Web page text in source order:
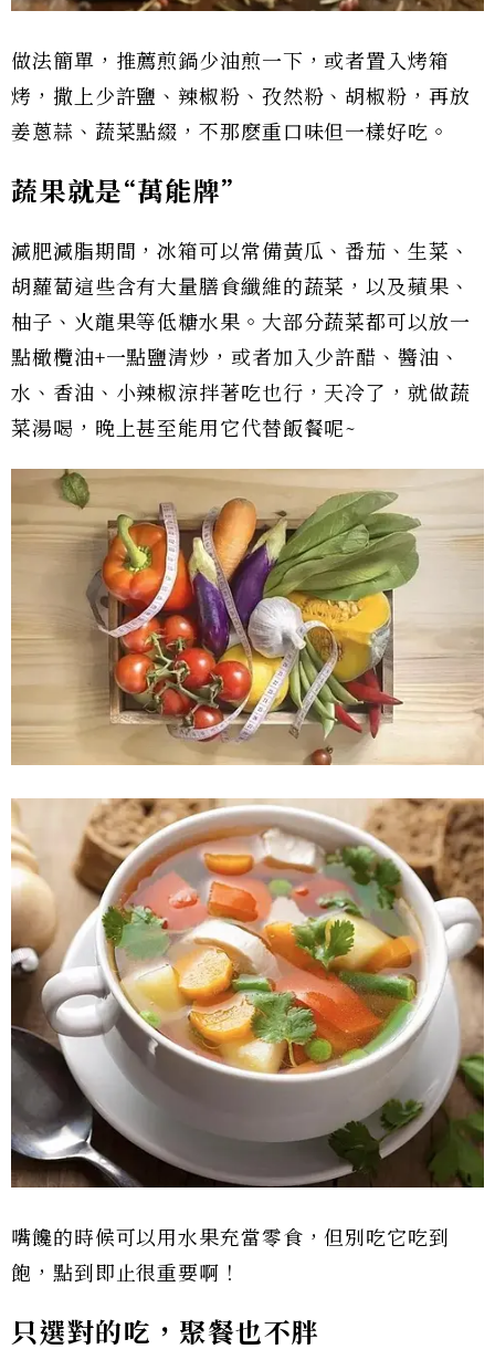
做法簡單，推薦煎鍋少油煎一下，或者置入烤箱
烤，撒上少許鹽、辣椒粉、孜然粉、胡椒粉，再放
姜蔥蒜、蔬菜點綴，不那麽重口味但一樣好吃。
蔬果就是“萬能牌”
減肥減脂期間，冰箱可以常備黃瓜、番茄、生菜、
胡蘿蔔這些含有大量膳食纖維的蔬菜，以及蘋果、
柚子、火龍果等低糖水果。大部分蔬菜都可以放一
點橄欖油+一點鹽清炒，或者加入少許醋、醬油、
水、香油、小辣椒涼拌著吃也行，天冷了，就做蔬
菜湯喝，晚上甚至能用它代替飯餐呢~
嘴饞的時候可以用水果充當零食，但別吃它吃到
飽，點到即止很重要啊！
只選對的吃，聚餐也不胖